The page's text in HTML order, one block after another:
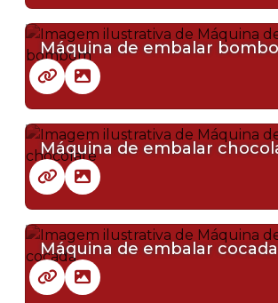
Máquina de embalar
Máquina de embalar
Máquina de embalar cocada